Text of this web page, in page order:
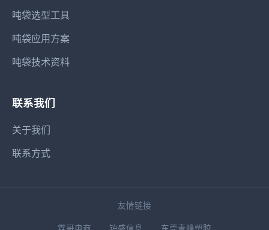
吨袋选型工具
吨袋应用方案
吨袋技术资料
联系我们
关于我们
联系方式
友情链接